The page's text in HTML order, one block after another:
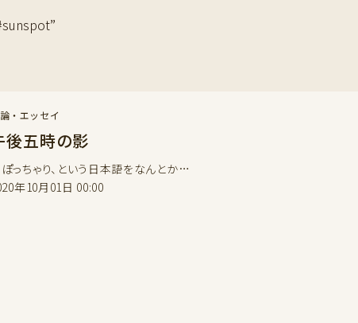
・エッセイ
後五時の影
っちゃり、という日本語をなんとか…
年10月01日 00:00